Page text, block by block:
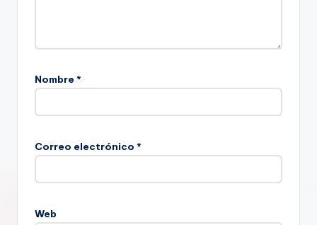
Nombre *
Correo electrónico *
Web